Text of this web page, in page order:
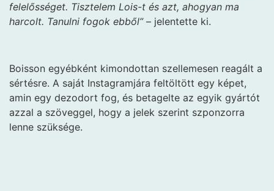
felelősséget. Tisztelem Lois-t és azt, ahogyan ma
harcolt. Tanulni fogok ebből”– jelentette ki.
Boisson egyébként kimondottan szellemesen reagált a
sértésre. A saját Instagramjára feltöltött egy képet,
amin egy dezodort fog, és betagelte az egyik gyártót
azzal a szöveggel, hogy a jelek szerint szponzorra
lenne szüksége.